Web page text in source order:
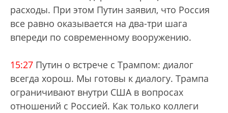
расходы. При этом Путин заявил, что Россия
все равно оказывается на два-три шага
впереди по современному вооружению.
15:27 Путин о встрече с Трампом: диалог
всегда хорош. Мы готовы к диалогу. Трампа
ограничивают внутри США в вопросах
отношений с Россией. Как только коллеги